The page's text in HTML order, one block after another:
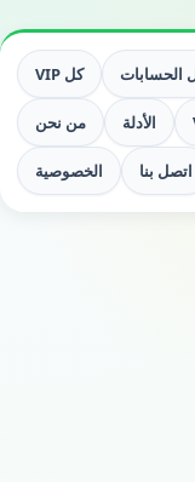
الحسابات كل VIP
الأدلة من نحن
اتصل بنا الخصوصية